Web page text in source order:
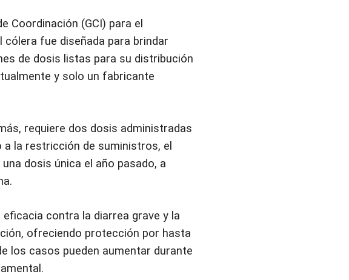
Coordinación (GCI) para el
fue diseñada para brindar
de dosis listas para su distribución
y solo un fabricante
requiere dos dosis administradas
la restricción de suministros, el
dosis única el año pasado, a
contra la diarrea grave y la
ofreciendo protección por hasta
los casos pueden aumentar durante